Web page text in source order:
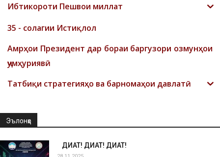
Ибтикороти Пешвои миллат
35 - солагии Истиқлол
Амрҳои Президент дар бораи баргузори озмунҳои
ҷумҳуриявӣ
Татбиқи стратегияҳо ва барномаҳои давлатӣ
Эълонҳо
ДИҚҚАТ! ДИҚҚАТ! ДИҚҚАТ!